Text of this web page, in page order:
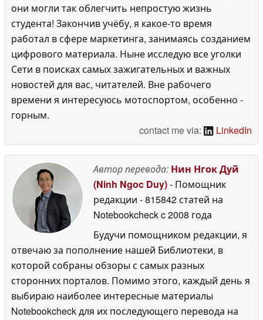
они могли так облегчить непростую жизнь
студента! Закончив учёбу, я какое-то время
работал в сфере маркетинга, занимаясь созданием
цифрового материала. Ныне исследую все уголки
Сети в поисках самых зажигательных и важных
новостей для вас, читателей. Вне рабочего
времени я интересуюсь мотоспортом, особенно -
горным.
contact me via:
LinkedIn
Автор перевода: Нин Нгок Дуй
(Ninh Ngoc Duy)- Помощник
редакции - 815842 статей на
Notebookcheckc 2008 года
Будучи помощником редакции, я
отвечаю за пополнение нашей Библиотеки, в
которой собраны обзоры с самых разных
сторонних порталов. Помимо этого, каждый день я
выбираю наиболее интересные материалы
Notebookcheck для их последующего перевода на